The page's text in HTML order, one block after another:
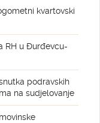
kvartovski
RH u Đurđevcu-
podravskih
na sudjelovanje